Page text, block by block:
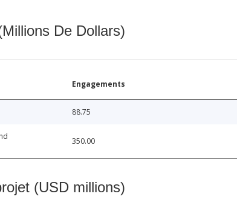
De Dollars)
Engagements
88.75
350.00
(USD millions)